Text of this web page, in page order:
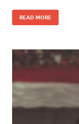
READ MORE